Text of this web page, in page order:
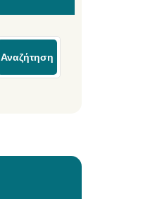
Αναζήτηση